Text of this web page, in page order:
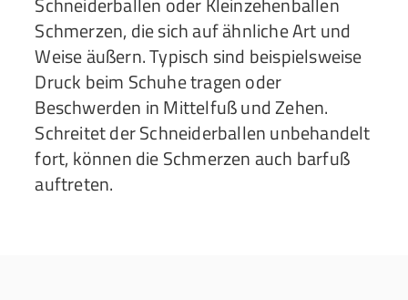
Schmerzen, die sich auf ähnliche Art und
Weise äußern. Typisch sind beispielsweise
Druck beim Schuhe tragen oder
Beschwerden in Mittelfuß und Zehen.
Schreitet der Schneiderballen unbehandelt
fort, können die Schmerzen auch barfuß
auftreten.